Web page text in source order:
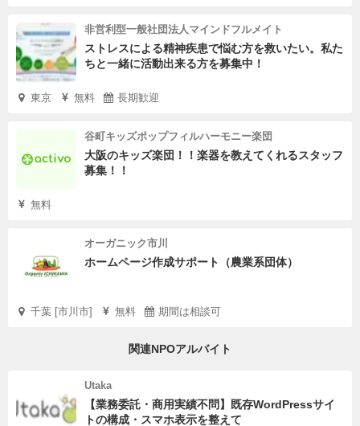
非営利型一般社団法人マインドフルメイト
ストレスによる精神疾患で悩む方を救いたい。私た
ちと一緒に活動出来る方を募集中！
東京 無料 長期歓迎
谷町キッズポップフィルハーモニー楽団
大阪のキッズ楽団！！楽器を教えてくれるスタッフ
募集！！
無料
オーガニック市川
ホームページ作成サポート（農業系団体）
千葉 [市川市] 無料 期間は相談可
関連NPOアルバイト
Utaka
【業務委託・商用実績不問】既存WordPressサイ
トの構成・スマホ表示を整えて